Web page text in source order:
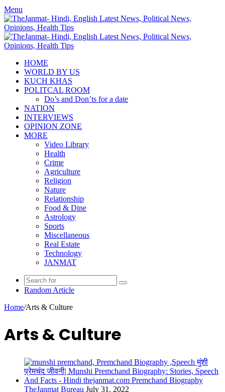
Menu
HOME
WORLD BY US
KUCH KHAS
POLITCAL ROOM
Do’s and Don’ts for a date
NATION
INTERVIEWS
OPINION ZONE
MORE
Video Library
Health
Crime
Agriculture
Religion
Nature
Relationship
Food & Dine
Astrology
Sports
Miscellaneous
Real Estate
Technology
JANMAT
Random Article
Home/Arts & Culture
Arts & Culture
TheJanmat Bureau July 31, 2022